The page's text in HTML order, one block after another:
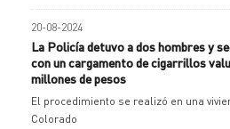
20-08-2024
La Policía detuvo a dos hombres y
con un cargamento de cigarrillos
millones de pesos
El procedimiento se realizó en una
Colorado